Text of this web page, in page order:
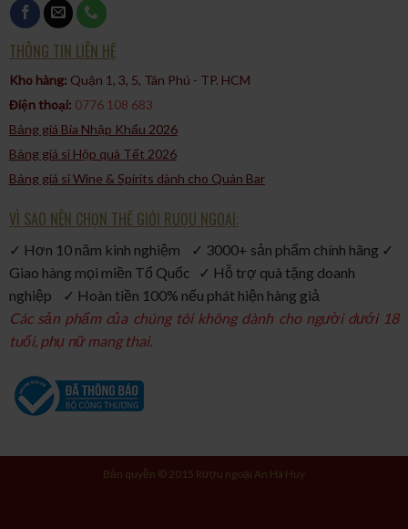
THÔNG TIN LIÊN HỆ
Kho hàng: Quận 1, 3, 5, Tân Phú - TP. HCM​
Điện thoại: 0776 108 683
Bảng giá Bia Nhập Khẩu 2026
Bảng giá sỉ Hộp quà Tết 2026
Bảng giá sỉ Wine & Spirits dành cho Quán Bar
VÌ SAO NÊN CHỌN THẾ GIỚI RƯỢU NGOẠI:
✓ Hơn 10 năm kinh nghiệm ✓ 3000+ sản phẩm chính hãng ✓
Giao hàng mọi miền Tổ Quốc ✓ Hỗ trợ quà tặng doanh
nghiệp ✓ Hoàn tiền 100% nếu phát hiện hàng giả
Các sản phẩm của chúng tôi không dành cho người dưới 18
tuổi, phụ nữ mang thai.
Bản quyền © 2015 Rượu ngoại An Hà Huy